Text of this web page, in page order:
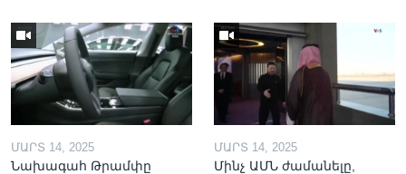
ՄԱՐՏ 14, 2025
Նախագահ Թրամփը
ՄԱՐՏ 14, 2025
Մինչ ԱՄՆ ժամանելը,